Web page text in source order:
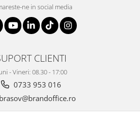
ne in social media
CLIENTI
- Vineri: 08.30 - 17:00
0733 953 016
brasov@brandoffice.ro